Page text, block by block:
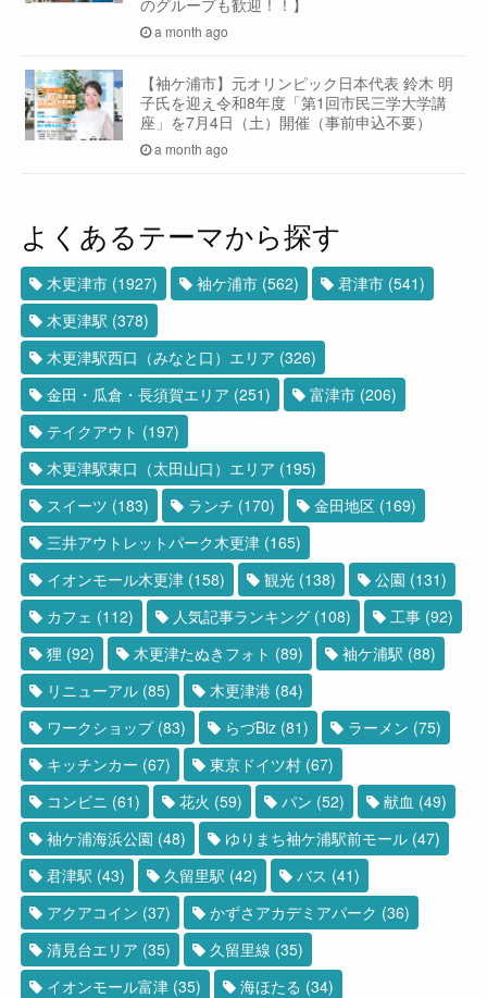
のグループも歓迎！！】
a month ago
【袖ケ浦市】元オリンピック日本代表 鈴木 明
子氏を迎え令和8年度「第1回市民三学大学講
座」を7月4日（土）開催（事前申込不要）
a month ago
よくあるテーマから探す
木更津市 (1927) 袖ケ浦市 (562) 君津市 (541)
木更津駅 (378)
木更津駅西口（みなと口）エリア (326)
金田・瓜倉・長須賀エリア (251) 富津市 (206)
テイクアウト (197)
木更津駅東口（太田山口）エリア (195)
スイーツ (183) ランチ (170) 金田地区 (169)
三井アウトレットパーク木更津 (165)
イオンモール木更津 (158) 観光 (138) 公園 (131)
カフェ (112) 人気記事ランキング (108) 工事 (92)
狸 (92) 木更津たぬきフォト (89) 袖ケ浦駅 (88)
リニューアル (85) 木更津港 (84)
ワークショップ(83) らづBiz (81) ラーメン (75)
キッチンカー (67) 東京ドイツ村 (67)
コンビニ (61) 花火 (59) パン (52) 献血 (49)
袖ケ浦海浜公園 (48) ゆりまち袖ケ浦駅前モール (47)
君津駅 (43) 久留里駅 (42) バス (41)
アクアコイン (37) かずさアカデミアパーク (36)
清見台エリア (35) 久留里線 (35)
イオンモール富津 (35) 海ほたる (34)